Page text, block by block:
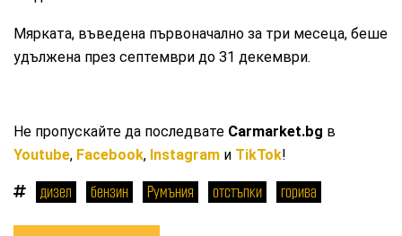
Мярката, въведена първоначално за три месеца, беше
удължена през септември до 31 декември.
Не пропускайте да последвате Carmarket.bg в
Youtube, Facebook, Instagram и TikTok!
дизел бензин Румъния отстъпки горива